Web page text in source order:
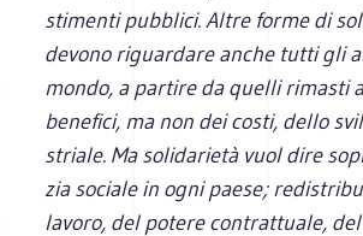
sti­menti pub­blici. Altre forme di
devono riguar­dare anche tutti gli
mondo, a par­tire da quelli rima­sti
bene­fici, ma non dei costi, dello
striale. Ma soli­da­rietà vuol dire
zia sociale in ogni paese;
lavoro, del potere con­trat­tuale,